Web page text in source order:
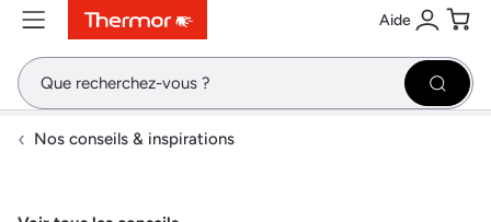
ContenuMenuRecherche Aide
Se
Nos conseils & inspirations